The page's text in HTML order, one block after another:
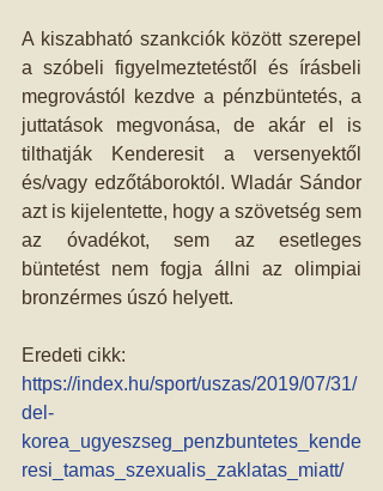
A kiszabható szankciók között szerepel
a szóbeli figyelmeztetéstől és írásbeli
megrovástól kezdve a pénzbüntetés, a
juttatások megvonása, de akár el is
tilthatják Kenderesit a versenyektől
és/vagy edzőtáboroktól. Wladár Sándor
azt is kijelentette, hogy a szövetség sem
az óvadékot, sem az esetleges
büntetést nem fogja állni az olimpiai
bronzérmes úszó helyett.
Eredeti cikk:
https://index.hu/sport/uszas/2019/07/31/
del-
korea_ugyeszseg_penzbuntetes_kende
resi_tamas_szexualis_zaklatas_miatt/